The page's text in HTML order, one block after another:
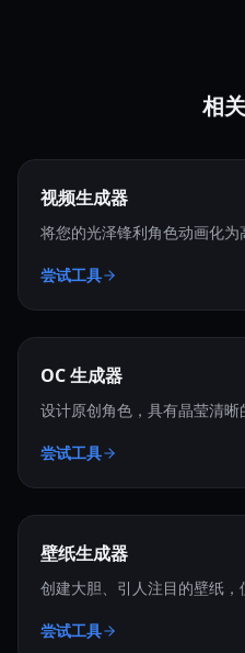
相
视频生成器
将您的光泽锋利角色动画化为
尝试工具
OC 生成器
设计原创角色，具有晶莹清晰
尝试工具
壁纸生成器
创建大胆、引人注目的壁纸，
尝试工具